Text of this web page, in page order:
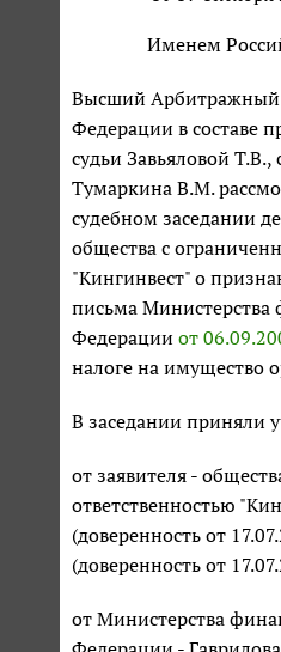
Именем
Высший Арбитражный
Федерации в составе
судьи Завьяловой Т.В.,
Тумаркина В.М.
судебном заседании
общества с
"Кингинвест" о
письма Министерства
Федерации от
налоге на имущество
В заседании приняли
от заявителя -
ответственностью
(доверенность от
(доверенность от
от Министерства